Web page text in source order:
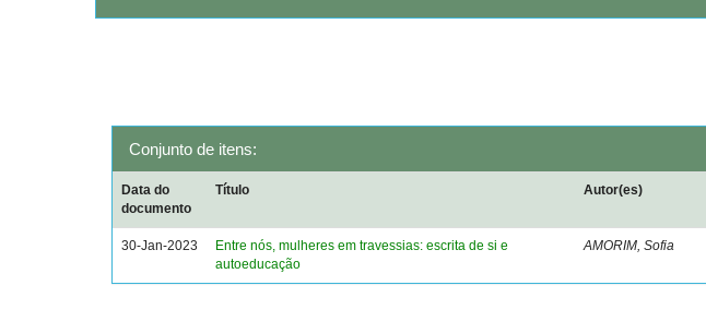
Conjunto de itens:
Data do
documento
Título Autor(es)
30-Jan-2023
Entre nós, mulheres em travessias: escrita de si e
autoeducação
AMORIM, Sofia